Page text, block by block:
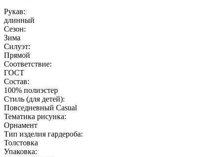
Рукав:
длинный
Сезон:
Зима
Силуэт:
Прямой
Соответствие:
ГОСТ
Состав:
100% полиэстер
Стиль (для детей):
Повседневный Casual
Тематика рисунка:
Орнамент
Тип изделия гардероба:
Толстовка
Упаковка: